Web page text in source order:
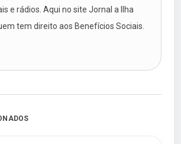
e rádios. Aqui no site Jornal a Ilha
tem direito aos Benefícios Sociais.